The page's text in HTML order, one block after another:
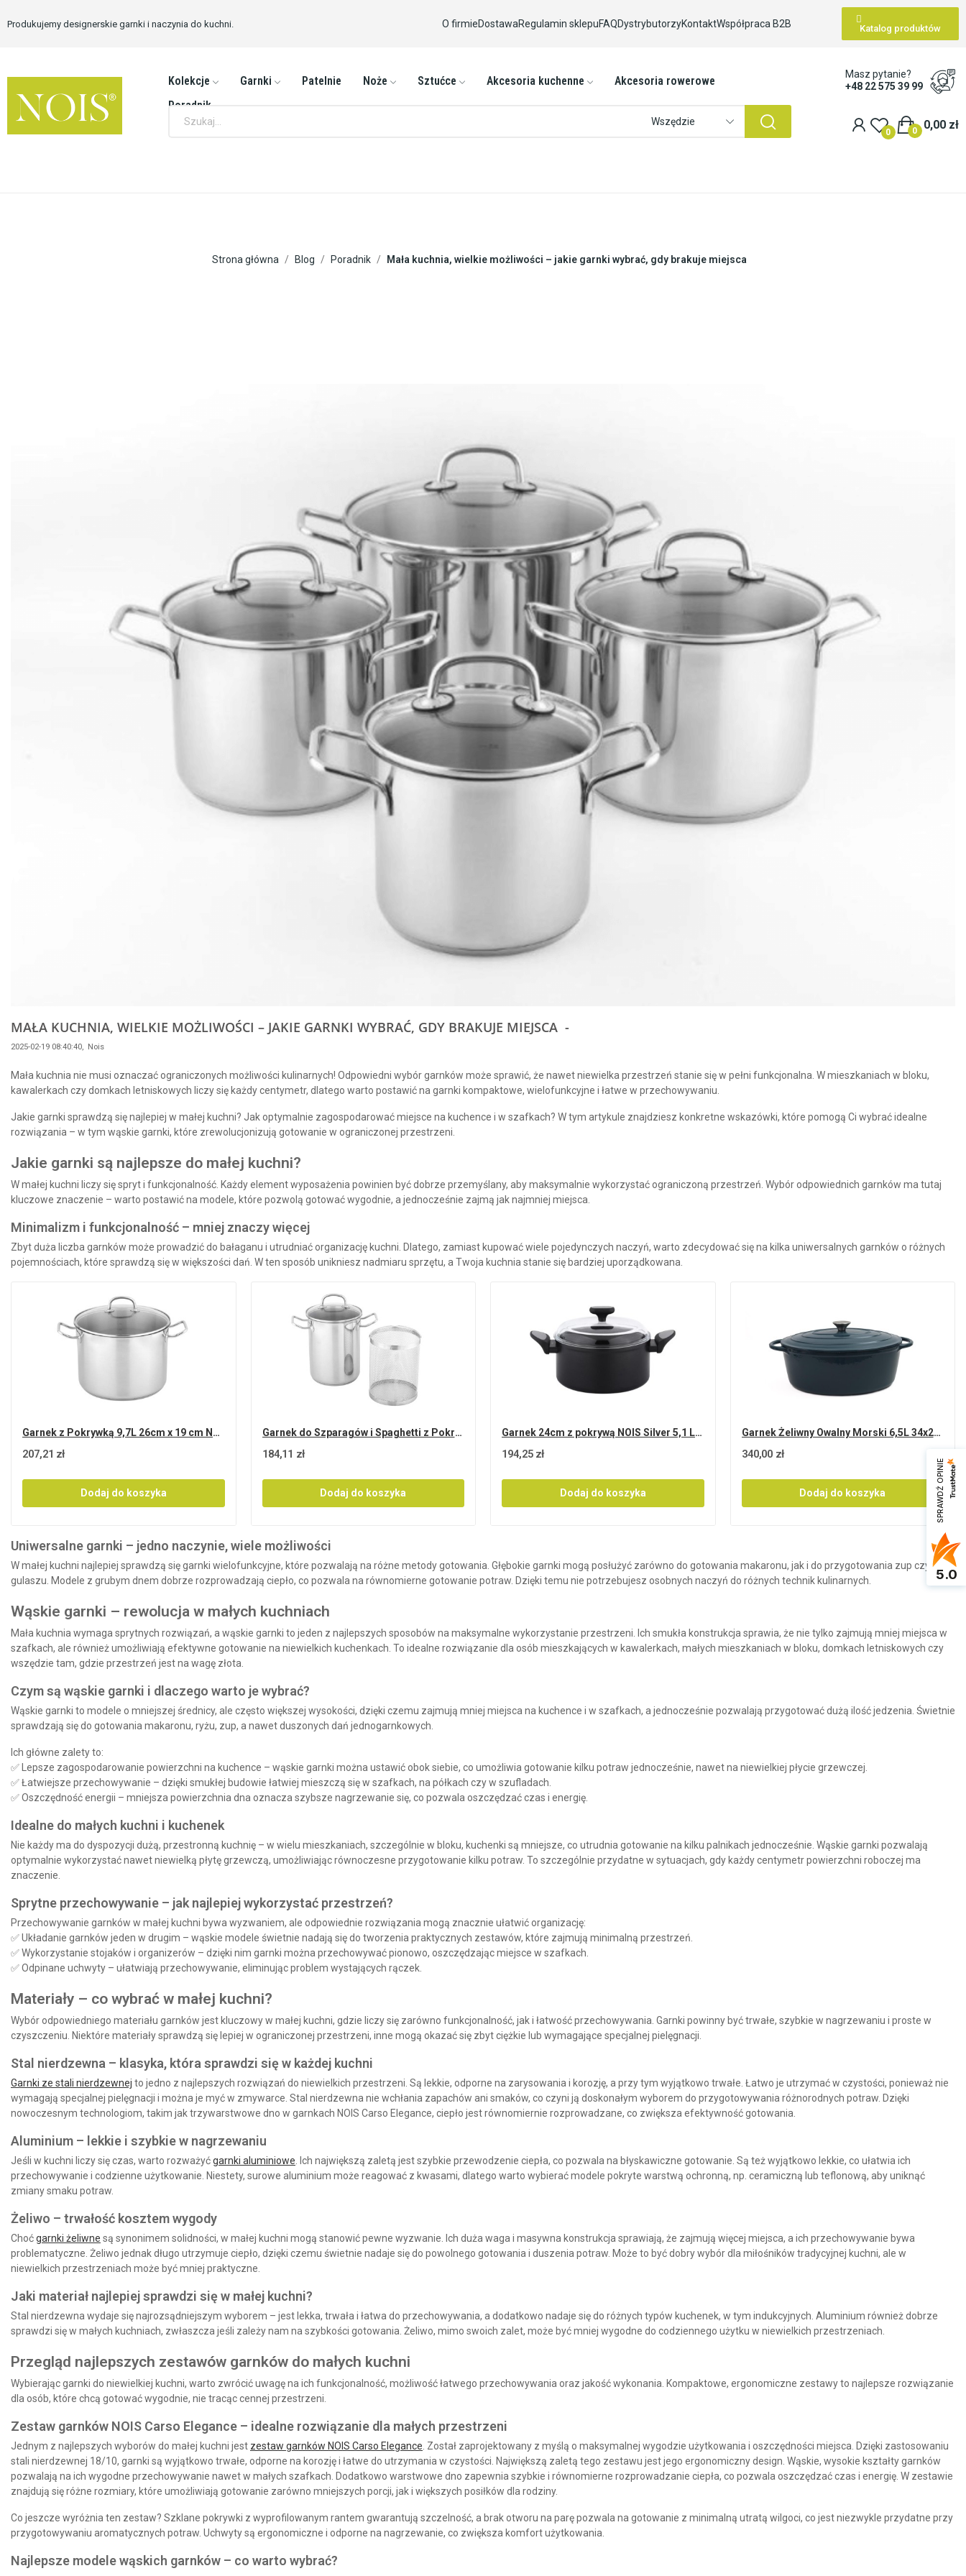
Produkujemy designerskie garnki i naczynia do kuchni. O firmieDostawaRegulamin sklepuFAQDystrybutorzyKontaktWspółpraca B2B Katalog produktów
Kolekcje Garnki Patelnie Noże Sztućce Akcesoria kuchenne
Akcesoria rowerowe
Poradnik
Wszędzie
Masz pytanie?
+48 22 575 39 99
0
0,00 zł
0
Strona główna Blog Poradnik Mała kuchnia, wielkie możliwości – jakie garnki wybrać, gdy brakuje miejsca
MAŁA KUCHNIA, WIELKIE MOŻLIWOŚCI – JAKIE GARNKI WYBRAĆ, GDY BRAKUJE MIEJSCA -
2025-02-19 08:40:40, Nois
Mała kuchnia nie musi oznaczać ograniczonych możliwości kulinarnych! Odpowiedni wybór garnków może sprawić, że nawet niewielka przestrzeń stanie się w pełni funkcjonalna. W mieszkaniach w bloku,
kawalerkach czy domkach letniskowych liczy się każdy centymetr, dlatego warto postawić na garnki kompaktowe, wielofunkcyjne i łatwe w przechowywaniu.
Jakie garnki sprawdzą się najlepiej w małej kuchni? Jak optymalnie zagospodarować miejsce na kuchence i w szafkach? W tym artykule znajdziesz konkretne wskazówki, które pomogą Ci wybrać idealne
rozwiązania – w tym wąskie garnki, które zrewolucjonizują gotowanie w ograniczonej przestrzeni.
Jakie garnki są najlepsze do małej kuchni?
W małej kuchni liczy się spryt i funkcjonalność. Każdy element wyposażenia powinien być dobrze przemyślany, aby maksymalnie wykorzystać ograniczoną przestrzeń. Wybór odpowiednich garnków ma tutaj
kluczowe znaczenie – warto postawić na modele, które pozwolą gotować wygodnie, a jednocześnie zajmą jak najmniej miejsca.
Minimalizm i funkcjonalność – mniej znaczy więcej
Zbyt duża liczba garnków może prowadzić do bałaganu i utrudniać organizację kuchni. Dlatego, zamiast kupować wiele pojedynczych naczyń, warto zdecydować się na kilka uniwersalnych garnków o różnych
pojemnościach, które sprawdzą się w większości dań. W ten sposób unikniesz nadmiaru sprzętu, a Twoja kuchnia stanie się bardziej uporządkowana.
Garnek z Pokrywką 9,7L 26cm x 19 cm NOIS Pierro...
207,21 zł
Dodaj do koszyka
Garnek do Szparagów i Spaghetti z Pokrywką -...
184,11 zł
Dodaj do koszyka
Garnek 24cm z pokrywą NOIS Silver 5,1 L z...
194,25 zł
Dodaj do koszyka
Garnek Żeliwny Owalny Morski 6,5L 34x26 cm NOIS...
340,00 zł
Dodaj do koszyka
Uniwersalne garnki – jedno naczynie, wiele możliwości
W małej kuchni najlepiej sprawdzą się garnki wielofunkcyjne, które pozwalają na różne metody gotowania. Głębokie garnki mogą posłużyć zarówno do gotowania makaronu, jak i do przygotowania zup czy
gulaszu. Modele z grubym dnem dobrze rozprowadzają ciepło, co pozwala na równomierne gotowanie potraw. Dzięki temu nie potrzebujesz osobnych naczyń do różnych technik kulinarnych.
Wąskie garnki – rewolucja w małych kuchniach
Mała kuchnia wymaga sprytnych rozwiązań, awąskie garnki to jeden z najlepszych sposobów na maksymalne wykorzystanie przestrzeni. Ich smukła konstrukcja sprawia, że nie tylko zajmują mniej miejsca w
szafkach, ale również umożliwiają efektywne gotowanie na niewielkich kuchenkach. To idealne rozwiązanie dla osób mieszkających w kawalerkach, małych mieszkaniach w bloku, domkach letniskowych czy
wszędzie tam, gdzie przestrzeń jest na wagę złota.
Czym są wąskie garnki i dlaczego warto je wybrać?
Wąskie garnki to modele o mniejszej średnicy, ale często większej wysokości, dzięki czemu zajmują mniej miejsca na kuchence i w szafkach, a jednocześnie pozwalają przygotować dużą ilość jedzenia. Świetnie
sprawdzają się do gotowania makaronu, ryżu, zup, a nawet duszonych dań jednogarnkowych.
Ich główne zalety to:
✅ Lepsze zagospodarowanie powierzchni na kuchence – wąskie garnki można ustawić obok siebie, co umożliwia gotowanie kilku potraw jednocześnie, nawet na niewielkiej płycie grzewczej.
✅Łatwiejsze przechowywanie – dzięki smukłej budowie łatwiej mieszczą się w szafkach, na półkach czy w szufladach.
✅Oszczędność energii – mniejsza powierzchnia dna oznacza szybsze nagrzewanie się, co pozwala oszczędzać czas i energię.
Idealne do małych kuchni i kuchenek
Nie każdy ma do dyspozycji dużą, przestronną kuchnię – w wielu mieszkaniach, szczególnie w bloku, kuchenki są mniejsze, co utrudnia gotowanie na kilku palnikach jednocześnie. Wąskie garnki pozwalają
optymalnie wykorzystać nawet niewielką płytę grzewczą, umożliwiając równoczesne przygotowanie kilku potraw. To szczególnie przydatne w sytuacjach, gdy każdy centymetr powierzchni roboczej ma
znaczenie.
Sprytne przechowywanie – jak najlepiej wykorzystać przestrzeń?
Przechowywanie garnków w małej kuchni bywa wyzwaniem, ale odpowiednie rozwiązania mogą znacznie ułatwić organizację:
✅ Układanie garnków jeden w drugim – wąskie modele świetnie nadają się do tworzenia praktycznych zestawów, które zajmują minimalną przestrzeń.
✅ Wykorzystanie stojaków i organizerów – dzięki nim garnki można przechowywać pionowo, oszczędzając miejsce w szafkach.
✅ Odpinane uchwyty – ułatwiają przechowywanie, eliminując problem wystających rączek.
Materiały – co wybrać w małej kuchni?
Wybór odpowiedniego materiału garnków jest kluczowy w małej kuchni, gdzie liczy się zarówno funkcjonalność, jak i łatwość przechowywania. Garnki powinny być trwałe, szybkie w nagrzewaniu i proste w
czyszczeniu. Niektóre materiały sprawdzą się lepiej w ograniczonej przestrzeni, inne mogą okazać się zbyt ciężkie lub wymagające specjalnej pielęgnacji.
Stal nierdzewna – klasyka, która sprawdzi się w każdej kuchni
Garnki ze stali nierdzewnej to jedno z najlepszych rozwiązań do niewielkich przestrzeni. Są lekkie, odporne na zarysowania i korozję, a przy tym wyjątkowo trwałe. Łatwo je utrzymać w czystości, ponieważ nie
wymagają specjalnej pielęgnacji i można je myć w zmywarce. Stal nierdzewna nie wchłania zapachów ani smaków, co czyni ją doskonałym wyborem do przygotowywania różnorodnych potraw. Dzięki
nowoczesnym technologiom, takim jak trzywarstwowe dno w garnkach NOIS Carso Elegance, ciepło jest równomiernie rozprowadzane, co zwiększa efektywność gotowania.
Aluminium – lekkie i szybkie w nagrzewaniu
Jeśli w kuchni liczy się czas, warto rozważyćgarnki aluminiowe. Ich największą zaletą jest szybkie przewodzenie ciepła, co pozwala na błyskawiczne gotowanie. Są też wyjątkowo lekkie, co ułatwia ich
przechowywanie i codzienne użytkowanie. Niestety, surowe aluminium może reagować z kwasami, dlatego warto wybierać modele pokryte warstwą ochronną, np. ceramiczną lub teflonową, aby uniknąć
zmiany smaku potraw.
Żeliwo – trwałość kosztem wygody
Choćgarnki żeliwne są synonimem solidności, w małej kuchni mogą stanowić pewne wyzwanie. Ich duża waga i masywna konstrukcja sprawiają, że zajmują więcej miejsca, a ich przechowywanie bywa
problematyczne. Żeliwo jednak długo utrzymuje ciepło, dzięki czemu świetnie nadaje się do powolnego gotowania i duszenia potraw. Może to być dobry wybór dla miłośników tradycyjnej kuchni, ale w
niewielkich przestrzeniach może być mniej praktyczne.
Jaki materiał najlepiej sprawdzi się w małej kuchni?
Stal nierdzewna wydaje się najrozsądniejszym wyborem – jest lekka, trwała i łatwa do przechowywania, a dodatkowo nadaje się do różnych typów kuchenek, w tym indukcyjnych. Aluminium również dobrze
sprawdzi się w małych kuchniach, zwłaszcza jeśli zależy nam na szybkości gotowania. Żeliwo, mimo swoich zalet, może być mniej wygodne do codziennego użytku w niewielkich przestrzeniach.
Przegląd najlepszych zestawów garnków do małych kuchni
Wybierając garnki do niewielkiej kuchni, warto zwrócić uwagę na ich funkcjonalność, możliwość łatwego przechowywania oraz jakość wykonania. Kompaktowe, ergonomiczne zestawy to najlepsze rozwiązanie
dla osób, które chcą gotować wygodnie, nie tracąc cennej przestrzeni.
Zestaw garnków NOIS Carso Elegance – idealne rozwiązanie dla małych przestrzeni
Jednym z najlepszych wyborów do małej kuchni jest zestaw garnków NOIS Carso Elegance. Został zaprojektowany z myślą o maksymalnej wygodzie użytkowania i oszczędności miejsca. Dzięki zastosowaniu
stali nierdzewnej 18/10, garnki są wyjątkowo trwałe, odporne na korozję i łatwe do utrzymania w czystości. Największą zaletą tego zestawu jest jego ergonomiczny design. Wąskie, wysokie kształty garnków
pozwalają na ich wygodne przechowywanie nawet w małych szafkach. Dodatkowo warstwowe dno zapewnia szybkie i równomierne rozprowadzanie ciepła, co pozwala oszczędzać czas i energię. W zestawie
znajdują się różne rozmiary, które umożliwiają gotowanie zarówno mniejszych porcji, jak i większych posiłków dla rodziny.
Co jeszcze wyróżnia ten zestaw? Szklane pokrywki z wyprofilowanym rantem gwarantują szczelność, a brak otworu na parę pozwala na gotowanie z minimalną utratą wilgoci, co jest niezwykle przydatne przy
przygotowywaniu aromatycznych potraw. Uchwyty są ergonomiczne i odporne na nagrzewanie, co zwiększa komfort użytkowania.
Najlepsze modele wąskich garnków – co warto wybrać?
SPRAWDŹ OPINIE
5.0